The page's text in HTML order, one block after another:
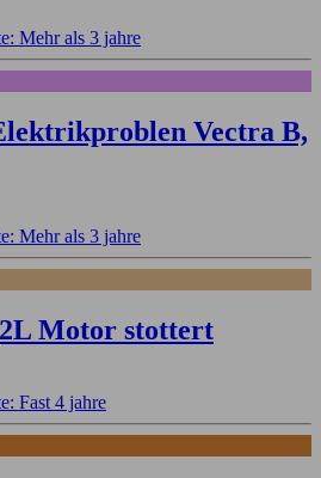
Mehr als 3 jahre
Vectra B,
Mehr als 3 jahre
Motor stottert
Fast 4 jahre